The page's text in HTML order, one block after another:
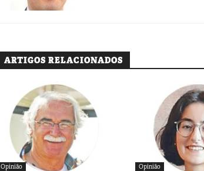
ARTIGOS RELACIONADOS
Opinião Opinião